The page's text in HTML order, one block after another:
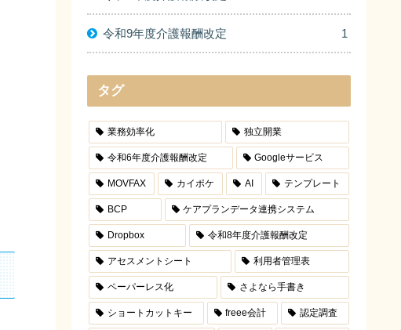
令和9年度介護報酬改定 1
タグ
業務効率化 独立開業
令和6年度介護報酬改定 Googleサービス
MOVFAX カイポケ AI テンプレート
BCP ケアプランデータ連携システム
Dropbox 令和8年度介護報酬改定
アセスメントシート 利用者管理表
ペーパーレス化 さよなら手書き
ショートカットキー freee会計 認定調査